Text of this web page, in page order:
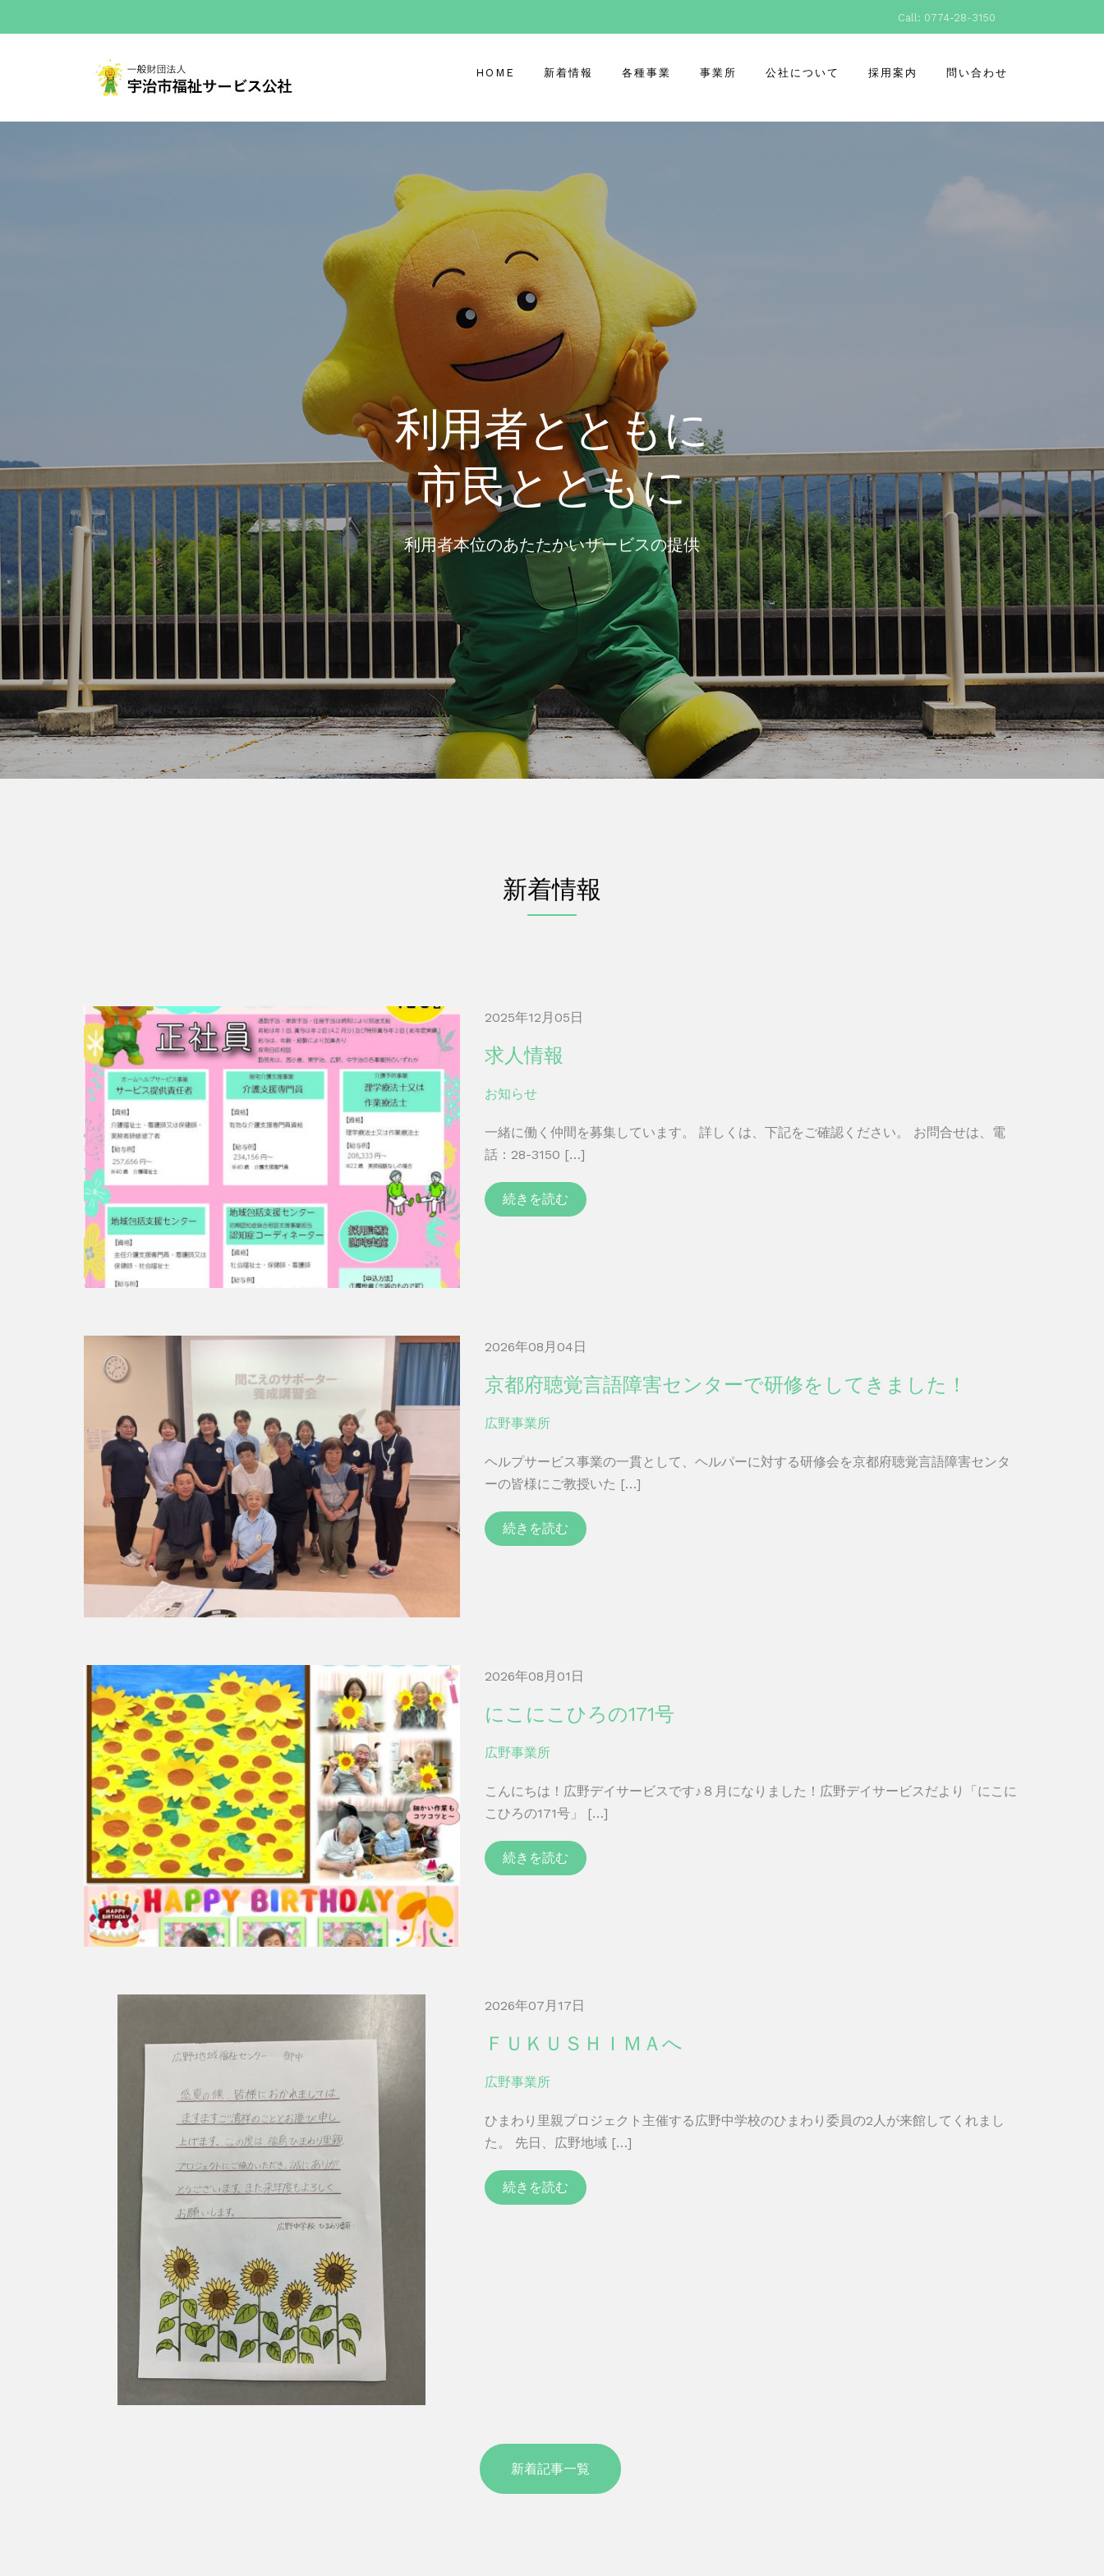
Call: 0774-28-3150
HOME 新着情報 各種事業 事業所 公社について 採用案内 問い合わせ
利用者とともに
市民とともに
利用者本位のあたたかいサービスの提供
新着情報
2025年12月05日
求人情報
お知らせ
一緒に働く仲間を募集しています。 詳しくは、下記をご確認ください。 お問合せは、電
話：28-3150 […]
続きを読む
2026年08月04日
京都府聴覚言語障害センターで研修をしてきました！
広野事業所
ヘルプサービス事業の一貫として、ヘルパーに対する研修会を京都府聴覚言語障害センタ
ーの皆様にご教授いた […]
続きを読む
2026年08月01日
にこにこひろの171号
広野事業所
こんにちは！広野デイサービスです♪８月になりました！広野デイサービスだより「にこに
こひろの171号」 […]
続きを読む
2026年07月17日
ＦＵＫＵＳＨＩＭＡへ
広野事業所
ひまわり里親プロジェクト主催する広野中学校のひまわり委員の2人が来館してくれまし
た。 先日、広野地域 […]
続きを読む
新着記事一覧